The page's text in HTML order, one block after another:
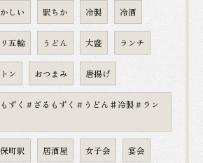
しい 駅ちか 冷製 冷酒
五輪 うどん 大盛 ランチ
ン おつまみ 唐揚げ
ずく＃ざるもずく＃うどん♯冷製＃ラン
町駅 居酒屋 女子会 宴会